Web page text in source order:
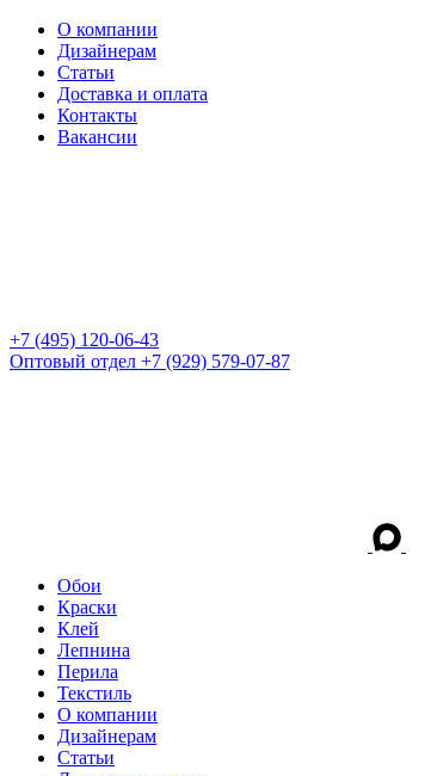
О компании
Дизайнерам
Статьи
Доставка и оплата
Контакты
Вакансии
+7 (495) 120-06-43
Оптовый отдел +7 (929) 579-07-87
Обои
Краски
Клей
Лепнина
Перила
Текстиль
О компании
Дизайнерам
Статьи